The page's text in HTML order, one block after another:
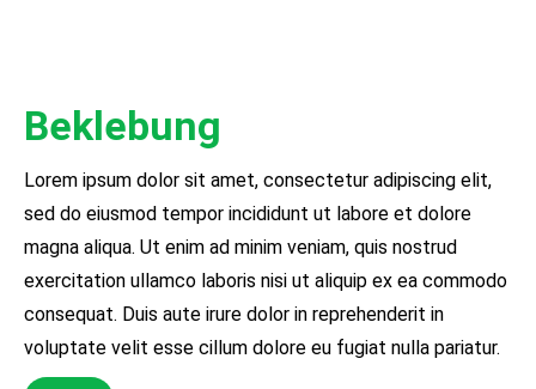
Beklebung
Lorem ipsum dolor sit amet, consectetur adipiscing elit,
sed do eiusmod tempor incididunt ut labore et dolore
magna aliqua. Ut enim ad minim veniam, quis nostrud
exercitation ullamco laboris nisi ut aliquip ex ea commodo
consequat. Duis aute irure dolor in reprehenderit in
voluptate velit esse cillum dolore eu fugiat nulla pariatur.